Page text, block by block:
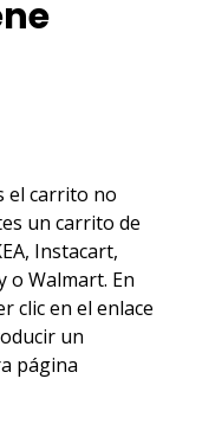
el carrito no
un carrito de
Instacart,
o Walmart. En
clic en el enlace
un
página